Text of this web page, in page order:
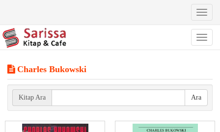
Toggle
Toggle
Charles Bukowski
Kitap Ara Ara